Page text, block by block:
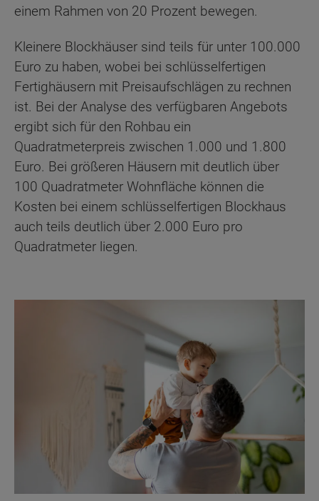
einem Rahmen von 20 Prozent bewegen.
Kleinere Blockhäuser sind teils für unter 100.000
Euro zu haben, wobei bei schlüsselfertigen
Fertighäusern mit Preisaufschlägen zu rechnen
ist. Bei der Analyse des verfügbaren Angebots
ergibt sich für den Rohbau ein
Quadratmeterpreis zwischen 1.000 und 1.800
Euro. Bei größeren Häusern mit deutlich über
100 Quadratmeter Wohnfläche können die
Kosten bei einem schlüsselfertigen Blockhaus
auch teils deutlich über 2.000 Euro pro
Quadratmeter liegen.